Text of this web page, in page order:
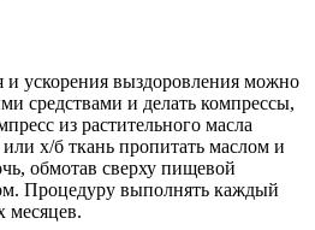
и ускорения выздоровления можно
средствами и делать компрессы,
из растительного масла
х/б ткань пропитать маслом и
обмотав сверху пищевой
Процедуру выполнять каждый
месяцев.